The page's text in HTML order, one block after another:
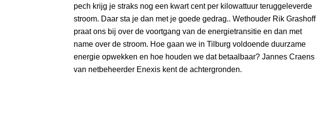
pech krijg je straks nog een kwart cent per kilowattuur teruggeleverde
stroom. Daar sta je dan met je goede gedrag.. Wethouder Rik Grashoff
praat ons bij over de voortgang van de energietransitie en dan met
name over de stroom. Hoe gaan we in Tilburg voldoende duurzame
energie opwekken en hoe houden we dat betaalbaar? Jannes Craens
van netbeheerder Enexis kent de achtergronden.